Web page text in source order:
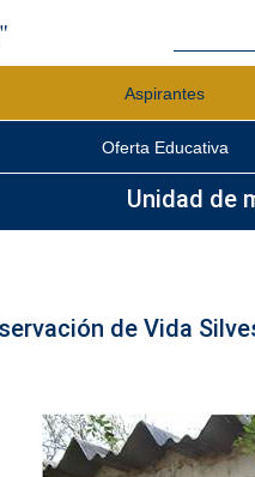
Aspirantes
Oferta Educativa
Unidad de
de Vida